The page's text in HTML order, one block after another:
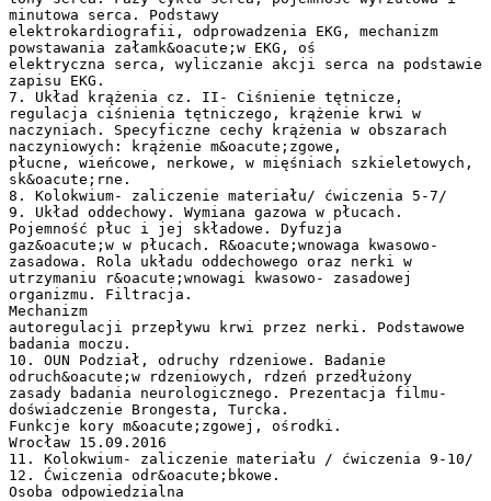
minutowa serca. Podstawy
elektrokardiografii, odprowadzenia EKG, mechanizm
powstawania załamk&oacute;w EKG, oś
elektryczna serca, wyliczanie akcji serca na podstawie
zapisu EKG.
7. Układ krążenia cz. II- Ciśnienie tętnicze,
regulacja ciśnienia tętniczego, krążenie krwi w
naczyniach. Specyficzne cechy krążenia w obszarach
naczyniowych: krążenie m&oacute;zgowe,
płucne, wieńcowe, nerkowe, w mięśniach szkieletowych,
sk&oacute;rne.
8. Kolokwium- zaliczenie materiału/ ćwiczenia 5-7/
9. Układ oddechowy. Wymiana gazowa w płucach.
Pojemność płuc i jej składowe. Dyfuzja
gaz&oacute;w w płucach. R&oacute;wnowaga kwasowo-
zasadowa. Rola układu oddechowego oraz nerki w
utrzymaniu r&oacute;wnowagi kwasowo- zasadowej
organizmu. Filtracja.
Mechanizm
autoregulacji przepływu krwi przez nerki. Podstawowe
badania moczu.
10. OUN Podział, odruchy rdzeniowe. Badanie
odruch&oacute;w rdzeniowych, rdzeń przedłużony
zasady badania neurologicznego. Prezentacja filmu-
doświadczenie Brongesta, Turcka.
Funkcje kory m&oacute;zgowej, ośrodki.
Wrocław 15.09.2016
11. Kolokwium- zaliczenie materiału / ćwiczenia 9-10/
12. Ćwiczenia odr&oacute;bkowe.
Osoba odpowiedzialna